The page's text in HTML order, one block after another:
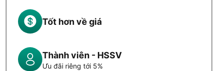
Tốt hơn về giá
Thành viên - HSSV
Ưu đãi riêng tới 5%